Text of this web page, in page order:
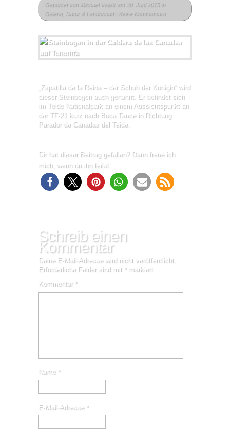
Gepostet von Michael Valjakam 30. Juni 2015 in
Galerie, Natur & Landschaft| Keine Kommentare
„Zapatilla de la Reina – der Schuh der Königin“ wird
dieser Steinbogen auch genannt. Er befindet sich
im Teide Nationalpark an einem Aussichtspunkt an
der TF-21 kurz nach Boca Tauce in Richtung
Parador de Canadas del Teide.
Dir hat dieser Beitrag gefallen? Dann freue ich
mich, wenn du ihn teilst:
Schreib einen
Kommentar
Deine E-Mail-Adresse wird nicht veröffentlicht.
Erforderliche Felder sind mit *markiert
Kommentar *
Name *
E-Mail-Adresse *